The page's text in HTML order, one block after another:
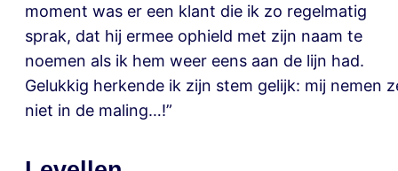
moment was er een klant die ik zo regelmatig
sprak, dat hij ermee ophield met zijn naam te
noemen als ik hem weer eens aan de lijn had.
Gelukkig herkende ik zijn stem gelijk: mij nemen
niet in de maling…!”